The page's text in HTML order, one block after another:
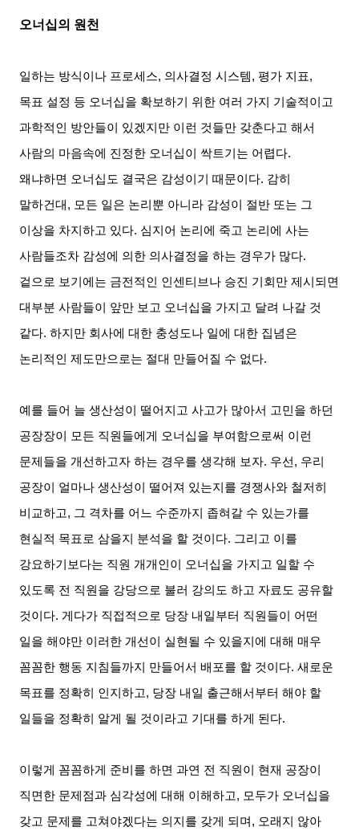
오너십의 원천
일하는 방식이나 프로세스, 의사결정 시스템, 평가 지표,
목표 설정 등 오너십을 확보하기 위한 여러 가지 기술적이고
과학적인 방안들이 있겠지만 이런 것들만 갖춘다고 해서
사람의 마음속에 진정한 오너십이 싹트기는 어렵다.
왜냐하면 오너십도 결국은 감성이기 때문이다. 감히
말하건대 , 모든 일은 논리뿐 아니라 감성이 절반 또는 그
이상을 차지하고 있다. 심지어 논리에 죽고 논리에 사는
사람들조차 감성에 의한 의사결정을 하는 경우가 많다.
겉으로 보기에는 금전적인 인센티브나 승진 기회만 제시되면
대부분 사람들이 앞만 보고 오너십을 가지고 달려 나갈 것
같다.하지만 회사에 대한 충성도나 일에 대한 집념은
논리적인 제도만으로는 절대 만들어질 수 없다.
예를 들어 늘 생산성이 떨어지고 사고가 많아서 고민을 하던
공장장이 모든 직원들에게 오너십을 부여함으로써 이런
문제들을 개선하고자 하는 경우를 생각해 보자. 우선 , 우리
공장이 얼마나 생산성이 떨어져 있는지를 경쟁사와 철저히
비교하고, 그 격차를 어느 수준까지 좁혀갈 수 있는가를
현실적 목표로 삼을지 분석을 할 것이다. 그리고 이를
강요하기보다는 직원 개개인이 오너십을 가지고 일할 수
있도록 전 직원을 강당으로 불러 강의도 하고 자료도 공유할
것이다. 게다가 직접적으로 당장 내일부터 직원들이 어떤
일을 해야만 이러한 개선이 실현될 수 있을지에 대해 매우
꼼꼼한 행동 지침들까지 만들어서 배포를 할 것이다.새로운
목표를 정확히 인지하고, 당장 내일 출근해서부터 해야 할
일들을 정확히 알게 될 것이라고 기대를 하게 된다.
이렇게 꼼꼼하게 준비를 하면 과연 전 직원이 현재 공장이
직면한 문제점과 심각성에 대해 이해하고, 모두가 오너십을
갖고 문제를 고쳐야겠다는 의지를 갖게 되며 , 오래지 않아